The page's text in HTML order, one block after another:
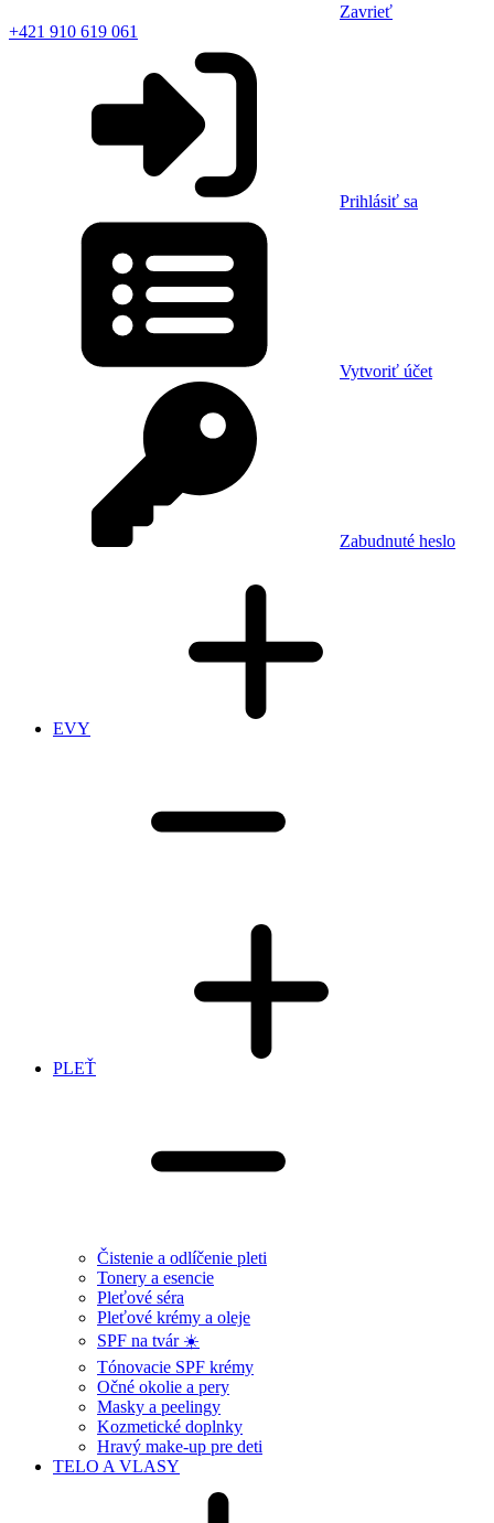
Zavrieť
+421 910 619 061
Prihlásiť sa
Vytvoriť účet
Zabudnuté heslo
EVY
PLEŤ
Čistenie a odlíčenie pleti
Tonery a esencie
Pleťové séra
Pleťové krémy a oleje
SPF na tvár ☀️
Tónovacie SPF krémy
Očné okolie a pery
Masky a peelingy
Kozmetické doplnky
Hravý make-up pre deti
TELO A VLASY